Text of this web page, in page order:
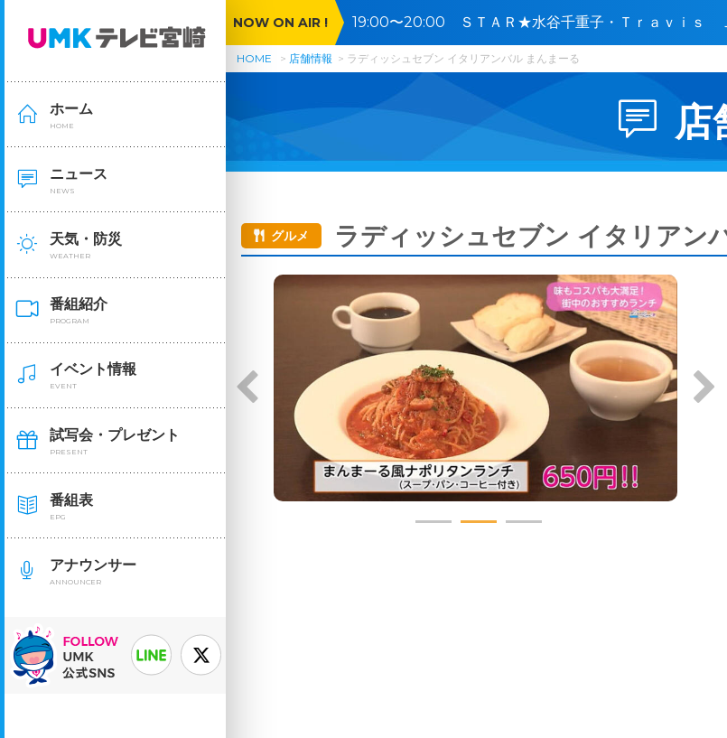
ホーム
HOME
ニュース
NEWS
天気・防災
WEATHER
番組紹介
PROGRAM
イベント情報
EVENT
試写会・プレゼント
PRESENT
番組表
EPG
アナウンサー
ANNOUNCER
NOW ON AIR !
19:00〜20:00 ＳＴＡＲ★水谷千重子・Ｔｒａｖｉｓ
ラブ・ＴＷＳ🈑
HOME 店舗情報 ラディッシュセブン イタリアンバル まんまーる
店
グルメ ラディッシュセブン イタリアン